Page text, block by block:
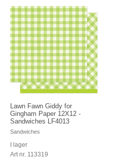
Lawn Fawn Giddy for
Gingham Paper 12X12 -
Sandwiches LF4013
Sandwiches
I lager
Art nr. 113319